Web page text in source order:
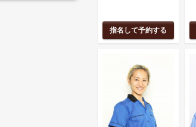
指名して予約する